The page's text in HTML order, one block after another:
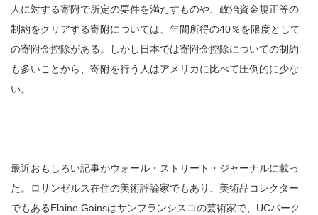
人に対する寄附で所定の要件を満たすものや、政治資金規正等の
制約をクリアする寄附については、年間所得の40％を限度として
の寄附金控除がある。しかし日本では寄附金控除についての制約
も多いことから、寄附を行う人はアメリカに比べて圧倒的に少な
い。
最近おもしろい記事がウォール・ストリート・ジャーナルに載っ
た。ロサンゼルス在住の美術評論家でもあり、美術品コレクター
でもあるElaine Gainsはサンフランシスコの芸術家で、UCバーク